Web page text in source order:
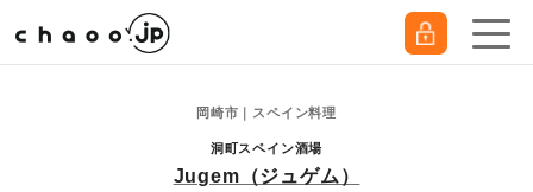
岡崎市｜スペイン料理
洞町スペイン酒場
Jugem（ジュゲム）